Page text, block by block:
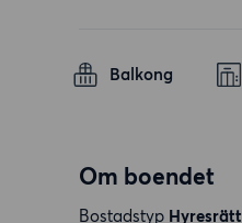
Balkong
Om boendet
Bostadstyp Hyresrätt